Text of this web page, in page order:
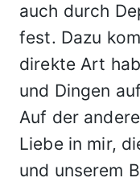
auch durch
fest. Dazu
direkte Art
und Dingen
Auf der
Liebe in mir,
und unserem